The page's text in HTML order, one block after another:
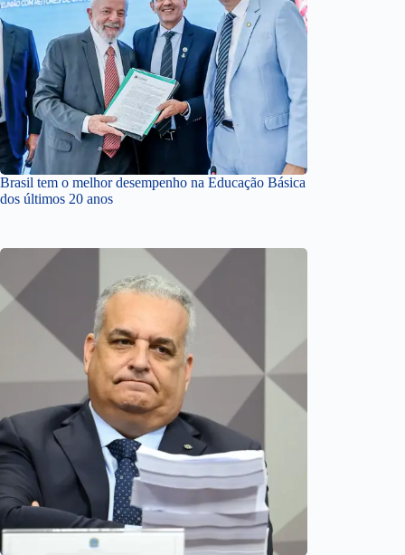
Brasil tem o melhor desempenho na Educação Básica
dos últimos 20 anos